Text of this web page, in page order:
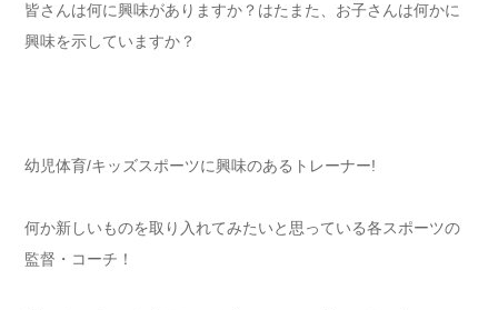
皆さんは何に興味がありますか？はたまた、お子さんは何かに
興味を示していますか？
幼児体育/キッズスポーツに興味のあるトレーナー!
何か新しいものを取り入れてみたいと思っている各スポーツの
監督・コーチ！